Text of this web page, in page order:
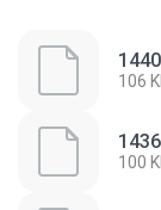
106
100